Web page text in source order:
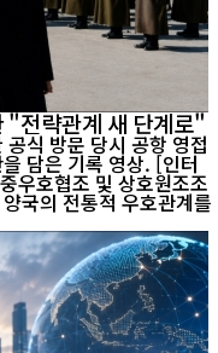
"전략관계 새 단계로"
은 기록 영상. [인터
우호협조 및 상호원조조
국의 전통적 우호관계를